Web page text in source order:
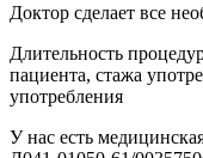
Доктор сделает все
Длительность
пациента, стажа
употребления
У нас есть